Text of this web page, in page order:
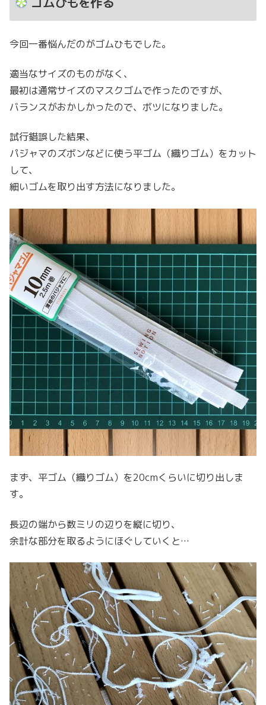
今回一番悩んだのがゴムひもでした。
適当なサイズのものがなく、
最初は通常サイズのマスクゴムで作ったのですが、
バランスがおかしかったので、ボツになりました。
試行錯誤した結果、
パジャマのズボンなどに使う平ゴム（織りゴム）をカット
して、
細いゴムを取り出す方法になりました。
まず、平ゴム（織りゴム）を20cmくらいに切り出しま
す。
長辺の端から数ミリの辺りを縦に切り、
余計な部分を取るようにほぐしていくと…